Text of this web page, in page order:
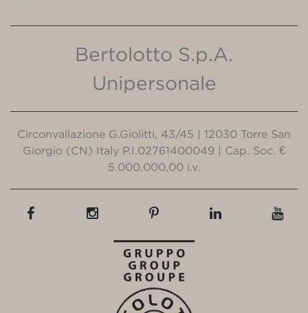
Bertolotto S.p.A.
Unipersonale
Circonvallazione G.Giolitti, 43/45 | 12030 Torre San
Giorgio (CN) Italy P.I.02761400049 | Cap. Soc. €
5.000.000,00 i.v.